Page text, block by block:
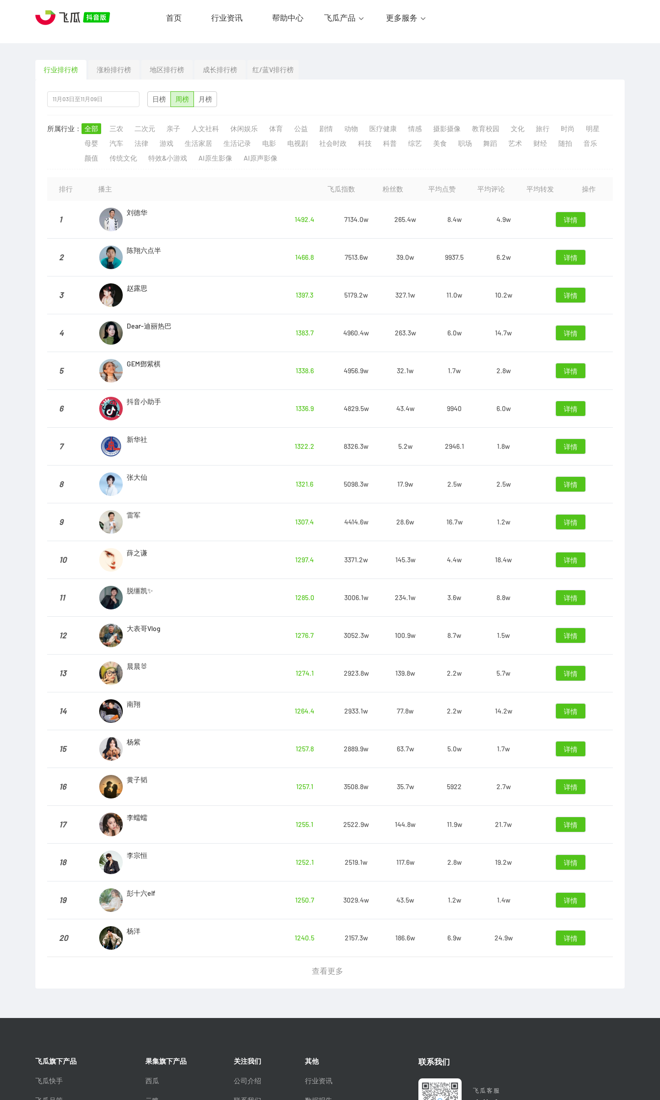
首页 行业资讯 帮助中心 飞瓜产品 更多服务
行业排行榜 涨粉排行榜 地区排行榜 成长排行榜 红/蓝V排行榜
日榜 周榜 月榜
所属行业： 全部 三农 二次元 亲子 人文社科 休闲娱乐 体育 公益 剧情 动物 医疗健康 情感 摄影摄像 教育校园 文化 旅行 时尚
明星
母婴
汽车 法律 游戏 生活家居 生活记录 电影 电视剧 社会时政 科技 科普 综艺 美食 职场 舞蹈 艺术 财经 随拍
音乐
颜值
传统文化 特效&小游戏 AI原生影像 AI原声影像
排行 播主 飞瓜指数 粉丝数 平均点赞 平均评论 平均转发 操作
1
刘德华
1492.4
7134.0w 265.4w 8.4w 4.9w 详情
2
陈翔六点半
1466.8
7513.6w 39.0w 9937.5 6.2w 详情
3
赵露思
1397.3
5179.2w 327.1w 11.0w 10.2w 详情
4
Dear-迪丽热巴
1383.7
4960.4w 263.3w 6.0w 14.7w 详情
5
GEM鄧紫棋
1338.6
4956.9w 32.1w 1.7w 2.8w 详情
6
抖音小助手
1336.9
4829.5w 43.4w 9940 6.0w 详情
7
新华社
1322.2
8326.3w 5.2w 2946.1 1.8w 详情
8
张大仙
1321.6
5098.3w 17.9w 2.5w 2.5w 详情
9
雷军
1307.4
4414.6w 28.6w 16.7w 1.2w 详情
10
薛之谦
1297.4
3371.2w 145.3w 4.4w 18.4w 详情
11
脱缰凯✨
1285.0
3006.1w 234.1w 3.6w 8.8w 详情
12
大表哥Vlog
1276.7
3052.3w 100.9w 8.7w 1.5w 详情
13
晨晨🐰
1274.1
2923.8w 139.8w 2.2w 5.7w 详情
14
南翔
1264.4
2933.1w 77.8w 2.2w 14.2w 详情
15
杨紫
1257.8
2889.9w 63.7w 5.0w 1.7w 详情
16
黄子韬
1257.1
3508.8w 35.7w 5922 2.7w 详情
17
李蠕蠕
1255.1
2522.9w 144.8w 11.9w 21.7w 详情
18
李宗恒
1252.1
2519.1w 117.6w 2.8w 19.2w 详情
19
彭十六elf
1250.7
3029.4w 43.5w 1.2w 1.4w 详情
20
杨洋
1240.5
2157.3w 186.6w 6.9w 24.9w 详情
查看更多
飞瓜旗下产品
飞瓜快手
果集旗下产品
西瓜
关注我们
公司介绍
其他
行业资讯
联系我们
飞瓜客服